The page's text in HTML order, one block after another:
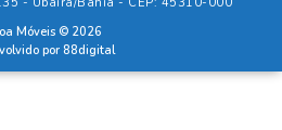
Móveis © 2026
por88digital